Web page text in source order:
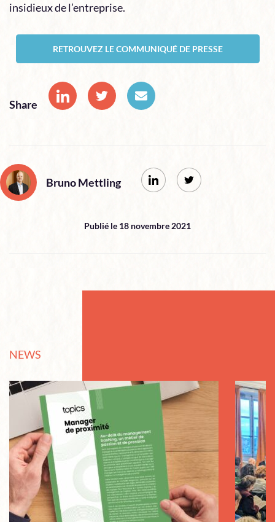
insidieux de l’entreprise.
RETROUVEZ LE COMMUNIQUÉ DE PRESSE
Share
Bruno Mettling
Publié le 18 novembre 2021
NEWS